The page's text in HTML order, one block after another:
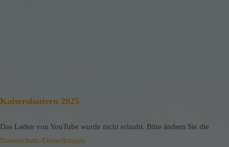
Kaiserslautern 2025
Das Laden von YouTube wurde nicht erlaubt. Bitte ändern Sie die
Datenschutz-Einstellungen